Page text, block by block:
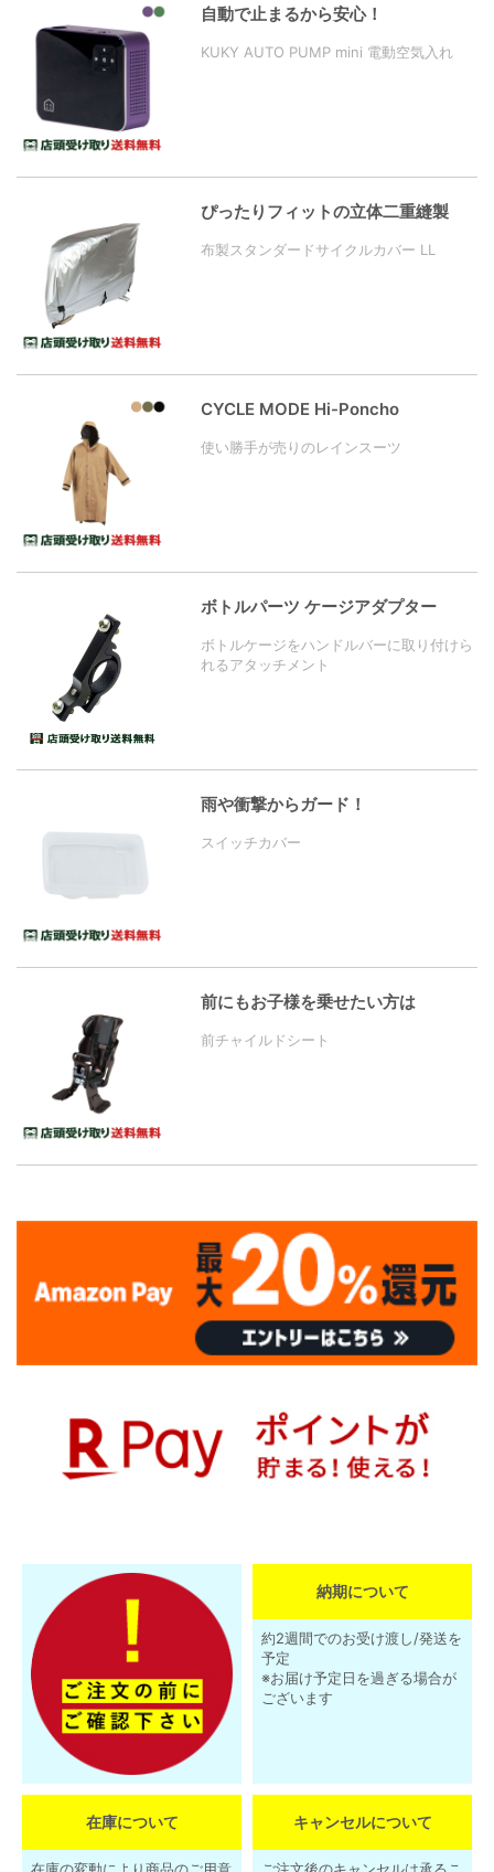
自動で止まるから安心！
KUKY AUTO PUMP mini 電動空気入れ
ぴったりフィットの立体二重縫製
布製スタンダードサイクルカバー LL
CYCLE MODE Hi-Poncho
使い勝手が売りのレインスーツ
ボトルパーツ ケージアダプター
ボトルケージをハンドルバーに取り付けら
れるアタッチメント
雨や衝撃からガード！
スイッチカバー
前にもお子様を乗せたい方は
前チャイルドシート
納期について
約2週間でのお受け渡し/発送を
予定
※お届け予定日を過ぎる場合が
ございます
在庫について
在庫の変動により商品のご用意
キャンセルについて
ご注文後のキャンセルは承るこ